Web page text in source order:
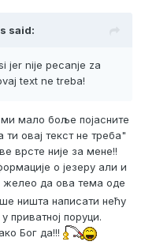
said:
jer nije pecanje za
text ne treba!
мало боље појасните
овај текст не треба"
врсте није за мене!!
о језеру али и
желео да ова тема оде
ништа написати нећу
приватној поруци.
Бог да!!!